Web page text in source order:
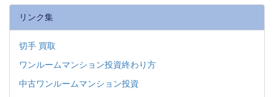
リンク集
切手 買取
ワンルームマンション投資終わり方
中古ワンルームマンション投資